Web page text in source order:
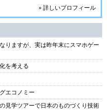
» 詳しいプロフィール
りますが、実は昨年末にスマホゲー
を考える
エコノミー
見学ツアーで日本のものづくり技術